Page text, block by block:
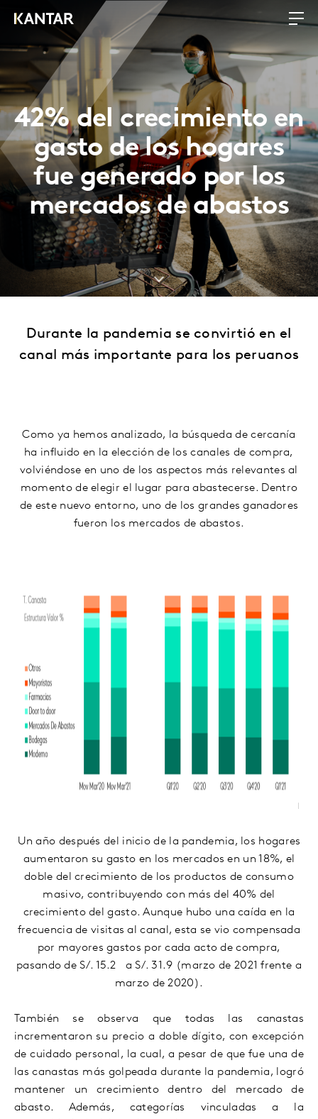
42% del crecimiento en
gasto de los hogares
fue generado por los
mercados de abastos
Durante la pandemia se convirtió en el
canal más importante para los peruanos
Como ya hemos analizado, la búsqueda de cercanía
ha influido en la elección de los canales de compra,
volviéndose en uno de los aspectos más relevantes al
momento de elegir el lugar para abastecerse. Dentro
de este nuevo entorno, uno de los grandes ganadores
fueron los mercados de abastos.
Un año después del inicio de la pandemia, los hogares
aumentaron su gasto en los mercados en un 18%, el
doble del crecimiento de los productos de consumo
masivo, contribuyendo con más del 40% del
crecimiento del gasto. Aunque hubo una caída en la
frecuencia de visitas al canal, esta se vio compensada
por mayores gastos por cada acto de compra,
pasando de S/. 15.2 a S/. 31.9 (marzo de 2021 frente a
marzo de 2020).
También se observa que todas las canastas
incrementaron su precio a doble dígito, con excepción
de cuidado personal, la cual, a pesar de que fue una de
las canastas más golpeada durante la pandemia, logró
mantener un crecimiento dentro del mercado de
abasto. Además, categorías vinculadas a la